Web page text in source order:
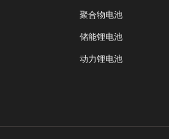
聚合物电池
储能锂电池
动力锂电池